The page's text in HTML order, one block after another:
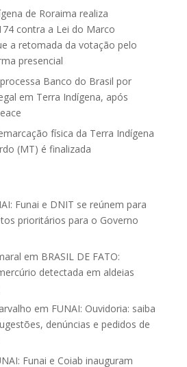
de Roraima realiza
contra a Lei do Marco
a retomada da votação pelo
presencial
processa Banco do Brasil por
em Terra Indígena, após
física da Terra Indígena
(MT) é finalizada
Funai e DNIT se reúnem para
prioritários para o Governo
em BRASIL DE FATO:
detectada em aldeias
em FUNAI: Ouvidoria: saiba
denúncias e pedidos de
Funai e Coiab inauguram